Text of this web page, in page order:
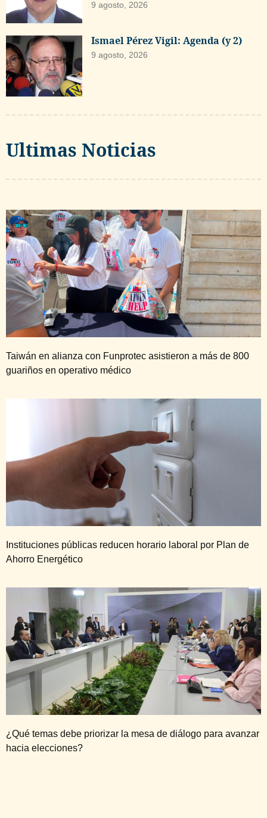
9 agosto, 2026
Ismael Pérez Vigil: Agenda (y 2)
9 agosto, 2026
Ultimas Noticias
Taiwán en alianza con Funprotec asistieron a más de 800
guariños en operativo médico
Instituciones públicas reducen horario laboral por Plan de
Ahorro Energético
¿Qué temas debe priorizar la mesa de diálogo para avanzar
hacia elecciones?